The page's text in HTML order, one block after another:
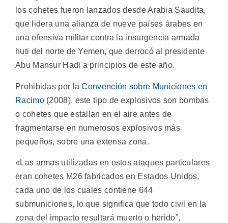
los cohetes fueron lanzados desde Arabia Saudita,
que lidera una alianza de nueve países árabes en
una ofensiva militar contra la insurgencia armada
huti del norte de Yemen, que derrocó al presidente
Abu Mansur Hadi a principios de este año.
Prohibidas por la Convención sobre Municiones en
Racimo(2008), este tipo de explosivos son bombas
o cohetes que estallan en el aire antes de
fragmentarse en numerosos explosivos más
pequeños, sobre una extensa zona.
«Las armas utilizadas en estos ataques particulares
eran cohetes M26 fabricados en Estados Unidos,
cada uno de los cuales contiene 644
submuniciones, lo que significa que todo civil en la
zona del impacto resultará muerto o herido”,